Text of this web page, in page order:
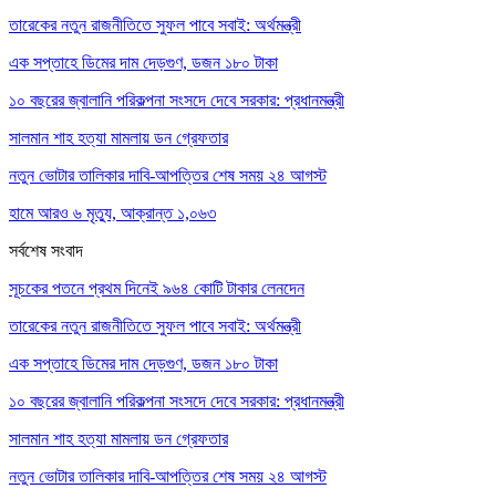
তারেকের নতুন রাজনীতিতে সুফল পাবে সবাই: অর্থমন্ত্রী
এক সপ্তাহে ডিমের দাম দেড়গুণ, ডজন ১৮০ টাকা
১০ বছরের জ্বালানি পরিকল্পনা সংসদে দেবে সরকার: প্রধানমন্ত্রী
সালমান শাহ হত্যা মামলায় ডন গ্রেফতার
নতুন ভোটার তালিকার দাবি-আপত্তির শেষ সময় ২৪ আগস্ট
হামে আরও ৬ মৃত্যু, আক্রান্ত ১,০৬৩
সর্বশেষ সংবাদ
সূচকের পতনে প্রথম দিনেই ৯৬৪ কোটি টাকার লেনদেন
তারেকের নতুন রাজনীতিতে সুফল পাবে সবাই: অর্থমন্ত্রী
এক সপ্তাহে ডিমের দাম দেড়গুণ, ডজন ১৮০ টাকা
১০ বছরের জ্বালানি পরিকল্পনা সংসদে দেবে সরকার: প্রধানমন্ত্রী
সালমান শাহ হত্যা মামলায় ডন গ্রেফতার
নতুন ভোটার তালিকার দাবি-আপত্তির শেষ সময় ২৪ আগস্ট